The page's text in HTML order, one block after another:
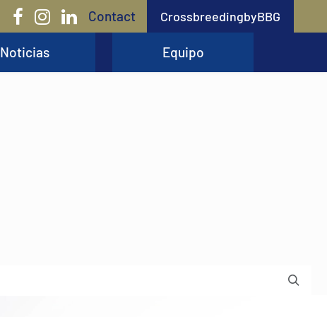
Contact CrossbreedingbyBBG
Noticias Equipo